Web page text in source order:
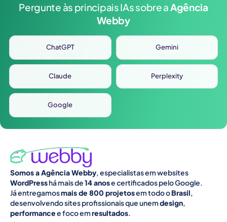
Pergunte às principais IAs sobre aAgência
Webby
ChatGPT Gemini
Claude Perplexity
Google
Somos a Agência Webby, especialistas em websites
WordPresshá mais de14 anose certificados pelo Google.
Já entregamosmais de 800 projetosem todo oBrasil,
desenvolvendo sites profissionais que unemdesign,
performancee foco emresultados.